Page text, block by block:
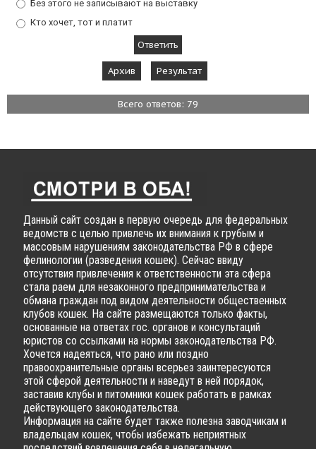
Без этого не записывают на выставку
Кто хочет, тот и платит
Архив Результат
Всего ответов: 79
Данный сайт создан в первую очередь для федеральных
ведомств с целью привлечь их внимания к грубым и
массовым нарушениям законодательства РФ в сфере
фелинологии (разведения кошек). Сейчас ввиду
отсутствия привлечения к ответственности эта сфера
стала раем для незаконного предпринимательства и
обмана граждан под видом деятельности общественных
клубов кошек. На сайте размещаются только факты,
основанные на ответах гос. органов и консультаций
юристов со ссылками на нормы законодательства РФ.
Хочется надеяться, что рано или поздно
правоохранительные органы всерьез заинтересуются
этой сферой деятельности и наведут в ней порядок,
заставив клубы и питомники кошек работать в рамках
действующего законодательства.
Информация на сайте будет также полезна заводчикам и
владельцам кошек, чтобы избежать неприятных